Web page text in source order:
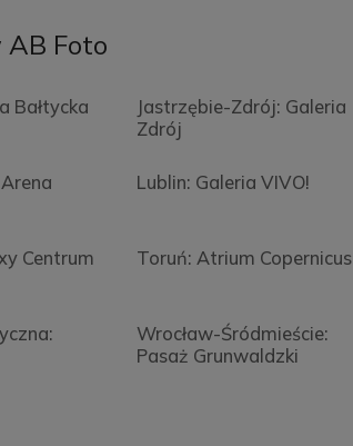
Foto
Bałtycka
Jastrzębie-Zdrój: Galeria
Zdrój
Lublin: Galeria VIVO!
Centrum Toruń: Atrium Copernicus
Wrocław-Śródmieście:
Pasaż Grunwaldzki